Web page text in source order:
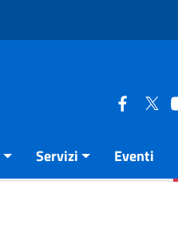
Servizi Eventi